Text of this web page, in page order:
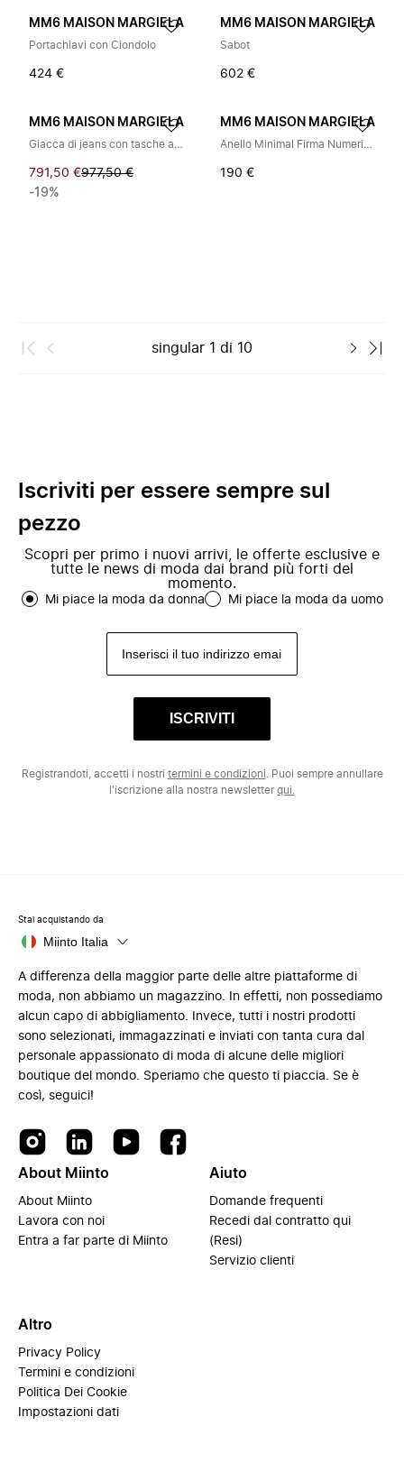
MM6 MAISON MARGIELA
Portachiavi con Ciondolo
424 €
MM6 MAISON MARGIELA
Sabot
602 €
MM6 MAISON MARGIELA
Giacca di jeans con tasche a patta
791,50 €977,50 €
-19%
MM6 MAISON MARGIELA
Anello Minimal Firma Numerica
190 €
singular 1 di 10
Iscriviti per essere sempre sul
pezzo
Scopri per primo i nuovi arrivi, le offerte esclusive e
tutte le news di moda dai brand più forti del
momento.
Mi piace la moda da donna Mi piace la moda da uomo
ISCRIVITI
Registrandoti, accetti i nostri termini e condizioni . Puoi sempre annullare
l'iscrizione alla nostra newsletterqui.
Stai acquistando da
Miinto Italia
A differenza della maggior parte delle altre piattaforme di
moda, non abbiamo un magazzino. In effetti, non possediamo
alcun capo di abbigliamento. Invece, tutti i nostri prodotti
sono selezionati, immagazzinati e inviati con tanta cura dal
personale appassionato di moda di alcune delle migliori
boutique del mondo. Speriamo che questo ti piaccia. Se è
così, seguici!
About Miinto
About Miinto
Lavora con noi
Entra a far parte di Miinto
Aiuto
Domande frequenti
Recedi dal contratto qui
(Resi)
Servizio clienti
Altro
Privacy Policy
Termini e condizioni
Politica Dei Cookie
Impostazioni dati